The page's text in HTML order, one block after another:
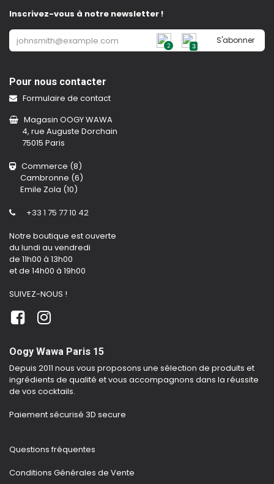
Inscrivez-vous à notre newsletter !
2 3
S'abonner
Pour nous contacter
Formulaire de contact
Magasin OOGY WAWA
4, rue Auguste Dorchain
75015 Paris
Commerce (8)
Cambronne (6)
Emile Zola (10)
+33 1 75 77 10 42
Notre boutique est ouverte
du lundi au vendredi
de 11h00 à 13h00
et de 14h00 à 19h00
SUIVEZ-NOUS !
Oogy Wawa Paris 15
Depuis 2011 nous vous proposons une sélection de produits et
ingrédients de qualité et vous accompagnons dans la réussite
de vos cocktails.
Paiement sécurisé 3D secure
Questions fréquentes
Conditions Générales de Vente